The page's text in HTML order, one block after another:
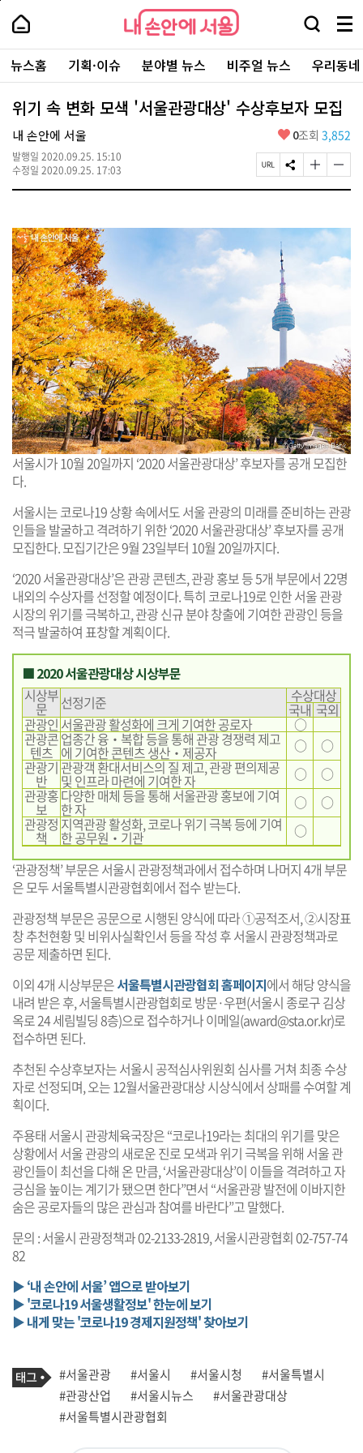
본
로
가
내
손
안
에
서
울
-
서
울
시
대
표
소
털
내
손
에
울
검
창
열
기
메
뉴
전
체
보
주
요
서
뉴스홈 기획·이슈 분야별 뉴스 비주얼 뉴스 우리동
위기 속 변화 모색 '서울관광대상' 수상후보자 모집
내 손안에 서울
발행일 2020.09.25. 15:10
수정일 2020.09.25. 17:03
좋
요
0조회 3,852
페
이
R
복
S
N
유
하
기
글
자
크
게
경
하
글
자
작
게
변
경
서울시가 10월 20일까지 ‘2020 서울관광대상’ 후보자를 공개 모집한
다.
서울시는 코로나19 상황 속에서도 서울 관광의 미래를 준비하는 관광
인들을 발굴하고 격려하기 위한 ‘2020 서울관광대상’ 후보자를 공개
모집한다. 모집기간은 9월 23일부터 10월 20일까지다.
‘2020 서울관광대상’은 관광 콘텐츠, 관광 홍보 등 5개 부문에서 22명
내외의 수상자를 선정할 예정이다. 특히 코로나19로 인한 서울 관광
시장의 위기를 극복하고, 관광 신규 분야 창출에 기여한 관광인 등을
적극 발굴하여 표창할 계획이다.
■ 2020 서울관광대상 시상부문
시상부
문 선정기준 수상대상
국내 국외
관광인서울관광 활성화에 크게 기여한 공로자 ○
관광콘
텐츠
업종간 융‧복합 등을 통해 관광 경쟁력 제고
에 기여한 콘텐츠 생산‧제공자 ○
○
관광기
반
관광객 환대서비스의 질 제고, 관광 편의제공
및 인프라 마련에 기여한 자 ○
○
관광홍
보
다양한 매체 등을 통해 서울관광 홍보에 기여
한 자 ○
○
관광정
책
지역관광 활성화, 코로나 위기 극복 등에 기여
한 공무원‧기관
○
‘관광정책’ 부문은 서울시 관광정책과에서 접수하며 나머지 4개 부문
은 모두 서울특별시관광협회에서 접수 받는다.
관광정책 부문은 공문으로 시행된 양식에 따라 ①공적조서, ②시장표
창 추천현황 및 비위사실확인서 등을 작성 후 서울시 관광정책과로
공문 제출하면 된다.
이외 4개 시상부문은서울특별시관광협회 홈페이지에서 해당 양식을
내려 받은 후, 서울특별시관광협회로 방문·우편(서울시 종로구 김상
옥로 24 세림빌딩 8층)으로 접수하거나 이메일(award@sta.or.kr)로
접수하면 된다.
추천된 수상후보자는 서울시 공적심사위원회 심사를 거쳐 최종 수상
자로 선정되며, 오는 12월서울관광대상 시상식에서 상패를 수여할 계
획이다.
주용태 서울시 관광체육국장은 “코로나19라는 최대의 위기를 맞은
상황에서 서울 관광의 새로운 진로 모색과 위기 극복을 위해 서울 관
광인들이 최선을 다해 온 만큼, ‘서울관광대상’이 이들을 격려하고 자
긍심을 높이는 계기가 됐으면 한다”면서 “서울관광 발전에 이바지한
숨은 공로자들의 많은 관심과 참여를 바란다”고 말했다.
문의 : 서울시 관광정책과 02-2133-2819, 서울시관광협회 02-757-74
82
▶ ‘내 손안에 서울’ 앱으로 받아보기
▶ '코로나19 서울생활정보' 한눈에 보기
▶ 내게 맞는 '코로나19 경제지원정책' 찾아보기
기
사
관
련
태
태
그
#서울관광 #서울시 #서울시청
#서울특별시
#관광산업
#서울시뉴스
#서울관광대상
#서울특별시관광협회
페
상
단
로